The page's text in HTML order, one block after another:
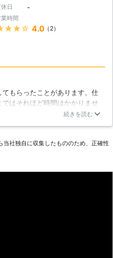
日 -
時間
4.0（2）
もらったことがあります。仕
はそれほど時間はかかりませ
寧な仕事をしていると思いまし
続きを読む
社独⾃に収集したもののため、正確性